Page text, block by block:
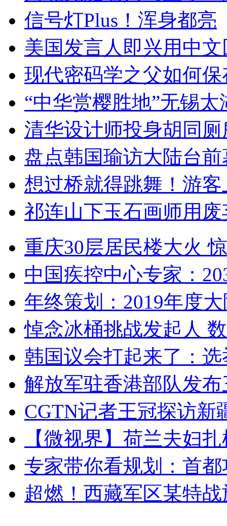
信号灯Plus！浑身都亮
美国发言人即兴用中
现代密码学之父如何
“中华赏樱胜地”无锡
清华设计师投身胡同
盘点韩国瑜访大陆台
想过桥就得跳舞！游客
祁连山下玉石画师用
重庆30层居民楼大火
中国疾控中心专家：
年终策划：2019年度
悼念冰桶挑战发起人
韩国议会打起来了：
解放军驻香港部队发
CGTN记者王冠探访新
【微视界】荷兰夫妇
专家带你看规划：首
超燃！西藏军区某特